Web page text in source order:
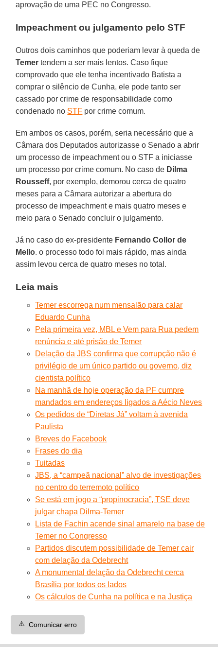
aprovação de uma PEC no Congresso.
Impeachment ou julgamento pelo STF
Outros dois caminhos que poderiam levar à queda de
Temer tendem a ser mais lentos. Caso fique
comprovado que ele tenha incentivado Batista a
comprar o silêncio de Cunha, ele pode tanto ser
cassado por crime de responsabilidade como
condenado no STF por crime comum.
Em ambos os casos, porém, seria necessário que a
Câmara dos Deputados autorizasse o Senado a abrir
um processo de impeachment ou o STF a iniciasse
um processo por crime comum. No caso de Dilma
Rousseff, por exemplo, demorou cerca de quatro
meses para a Câmara autorizar a abertura do
processo de impeachment e mais quatro meses e
meio para o Senado concluir o julgamento.
Já no caso do ex-presidente Fernando Collor de
Mello. o processo todo foi mais rápido, mas ainda
assim levou cerca de quatro meses no total.
Leia mais
Temer escorrega num mensalão para calar
Eduardo Cunha
Pela primeira vez, MBL e Vem para Rua pedem
renúncia e até prisão de Temer
Delação da JBS confirma que corrupção não é
privilégio de um único partido ou governo, diz
cientista político
Na manhã de hoje operação da PF cumpre
mandados em endereços ligados a Aécio Neves
Os pedidos de “Diretas Já” voltam à avenida
Paulista
Breves do Facebook
Frases do dia
Tuitadas
JBS, a “campeã nacional” alvo de investigações
no centro do terremoto político
Se está em jogo a “propinocracia”, TSE deve
julgar chapa Dilma-Temer
Lista de Fachin acende sinal amarelo na base de
Temer no Congresso
Partidos discutem possibilidade de Temer cair
com delação da Odebrecht
A monumental delação da Odebrecht cerca
Brasília por todos os lados
Os cálculos de Cunha na política e na Justiça
⚠️ Comunicar erro